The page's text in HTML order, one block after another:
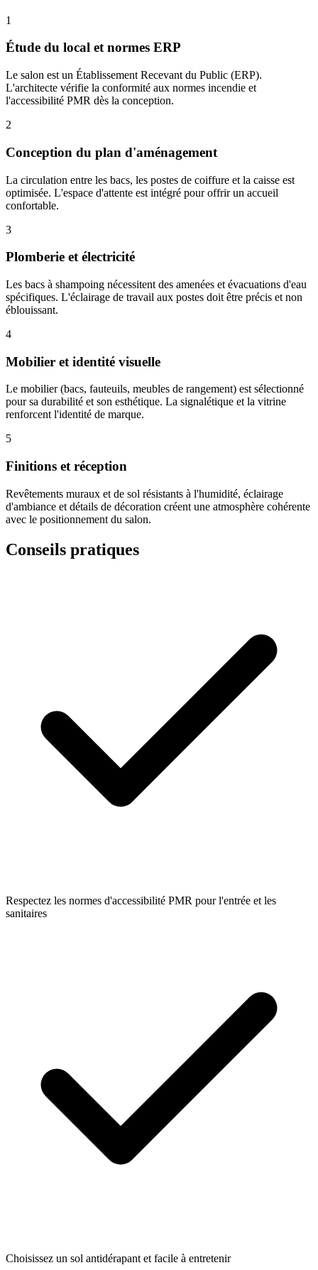
1
Étude du local et normes ERP
Le salon est un Établissement Recevant du Public (ERP).
L'architecte vérifie la conformité aux normes incendie et
l'accessibilité PMR dès la conception.
2
Conception du plan d'aménagement
La circulation entre les bacs, les postes de coiffure et la caisse est
optimisée. L'espace d'attente est intégré pour offrir un accueil
confortable.
3
Plomberie et électricité
Les bacs à shampoing nécessitent des amenées et évacuations d'eau
spécifiques. L'éclairage de travail aux postes doit être précis et non
éblouissant.
4
Mobilier et identité visuelle
Le mobilier (bacs, fauteuils, meubles de rangement) est sélectionné
pour sa durabilité et son esthétique. La signalétique et la vitrine
renforcent l'identité de marque.
5
Finitions et réception
Revêtements muraux et de sol résistants à l'humidité, éclairage
d'ambiance et détails de décoration créent une atmosphère cohérente
avec le positionnement du salon.
Conseils pratiques
Respectez les normes d'accessibilité PMR pour l'entrée et les
sanitaires
Choisissez un sol antidérapant et facile à entretenir